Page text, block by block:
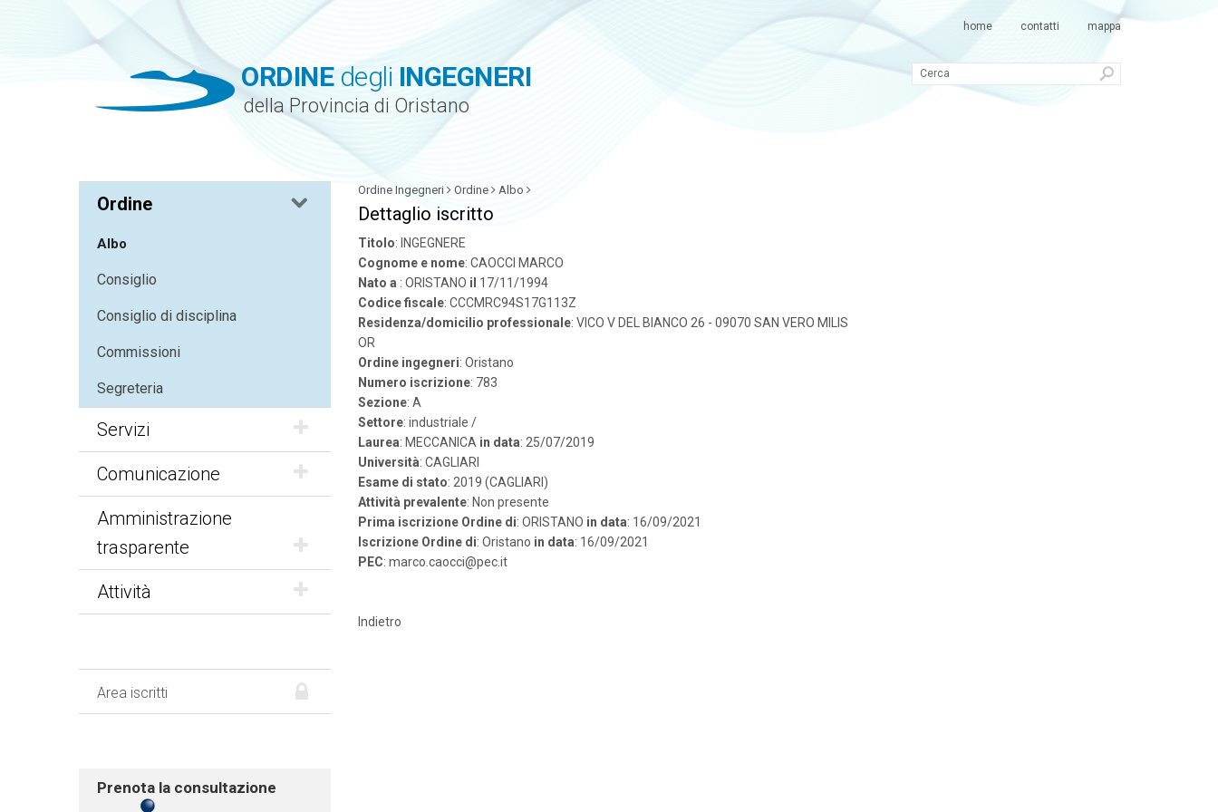
ORDINEdegli INGEGNERI
della Provincia di Oristano
home contatti mappa
Ordine
Albo
Consiglio
Consiglio di disciplina
Commissioni
Segreteria
Servizi
Comunicazione
Amministrazione
trasparente
Attività
Area iscritti
Prenota la consultazione
Ordine Ingegneri Ordine Albo
Dettaglio iscritto
Titolo: INGEGNERE
Cognome e nome: CAOCCI MARCO
Nato a : ORISTANO il 17/11/1994
Codice fiscale: CCCMRC94S17G113Z
Residenza/domicilio professionale: VICO V DEL BIANCO 26 - 09070 SAN VERO MILIS
OR
Ordine ingegneri: Oristano
Numero iscrizione: 783
Sezione: A
Settore: industriale /
Laurea: MECCANICA in data: 25/07/2019
Università: CAGLIARI
Esame di stato: 2019 (CAGLIARI)
Attività prevalente: Non presente
Prima iscrizione Ordine di: ORISTANO in data: 16/09/2021
Iscrizione Ordine di: Oristano in data: 16/09/2021
PEC: marco.caocci@pec.it
Indietro